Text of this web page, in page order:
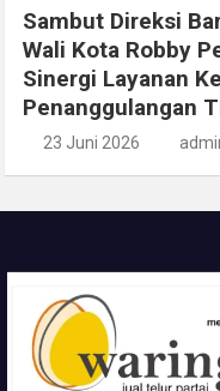
Sambut Direksi
Wali Kota Robby
Sinergi Layanan
Penanggulangan
23 Juni 2026